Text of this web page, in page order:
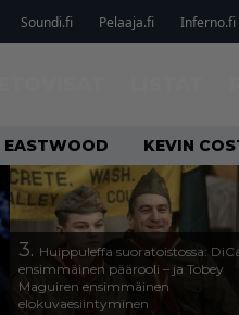
Soundi.fi Pelaaja.fi Inferno.fi
EASTWOOD KEVIN
3. Huippuleffa suoratoistossa:
ensimmäinen päärooli – ja Tobey
Maguiren ensimmäinen
elokuvaesiintyminen